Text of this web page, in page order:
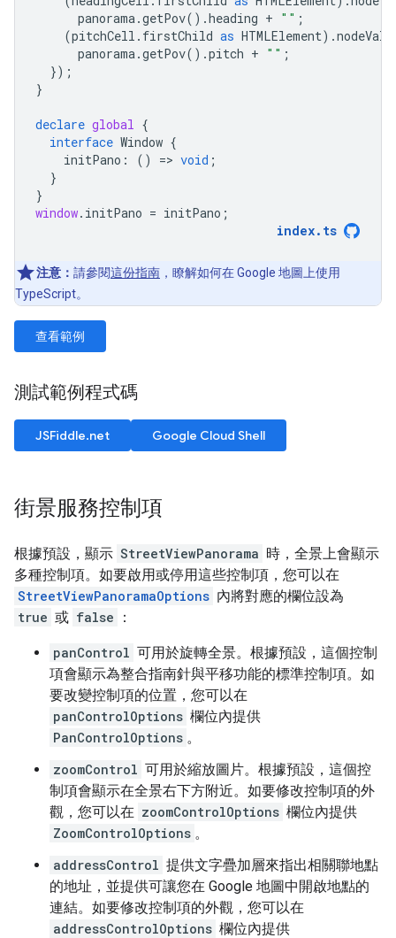
panorama.getPov().heading + "" ;
(pitchCell . firstChild as HTMLElement).
panorama.getPov().pitch + "" ;
});
}
declare global {
interface Window {
initPano : () => void ;
}
}
window. initPano = initPano ;
index. ts
注意： 請參閱這份指南 ，瞭解如何在 Google 地圖上使用
TypeScript。
查看範例
測試範例程式碼
JSFiddle.net Google Cloud Shell
街景服務控制項
根據預設，顯示 StreetViewPanorama 時，全景上會顯示
多種控制項。如要啟用或停用這些控制項，您可以在
StreetViewPanoramaOptions 內將對應的欄位設為
true 或 false ：
panControl 可用於旋轉全景。根據預設，這個控制
項會顯示為整合指南針與平移功能的標準控制項。如
要改變控制項的位置，您可以在
panControlOptions 欄位內提供
PanControlOptions 。
zoomControl 可用於縮放圖片。根據預設，這個控
制項會顯示在全景右下方附近。如要修改控制項的外
觀，您可以在 zoomControlOptions 欄位內提供
ZoomControlOptions 。
addressControl 提供文字疊加層來指出相關聯地點
的地址，並提供可讓您在 Google 地圖中開啟地點的
連結。如要修改控制項的外觀，您可以在
addressControlOptions 欄位內提供